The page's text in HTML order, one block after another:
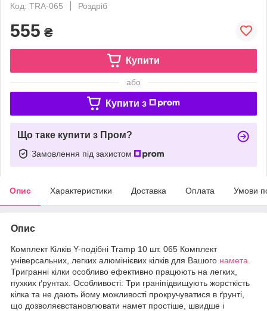
Код: TRA-065
Роздріб
555 ₴
Купити
або
Купити з
Що таке купити з Пром?
Замовлення під захистом
Опис Характеристики Доставка Оплата Умови
Опис
Комплект Кілків Y-подібні Tramp 10 шт. 065 Комплект
універсальних, легких алюмінієвих кілків для Вашого намета
Тригранні кілки особливо ефективно працюють на легких,
пухких ґрунтах. Особливості: Три граніпідвищують жорсткість
кілка та не дають йому можливості прокручуватися в ґрунті,
що дозволяєвстановлювати намет простіше, швидше і